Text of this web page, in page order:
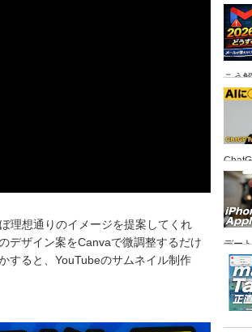
理想通りのイメージを提案してくれ
デザイン案をCanvaで微調整するだけ
すると、YouTubeのサムネイル制作
り！
こう
デー
悪い